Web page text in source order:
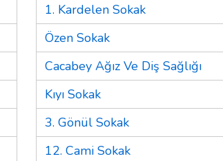
1. Kardelen Sokak
Özen Sokak
Cacabey Ağız Ve Diş Sağlığı
Kıyı Sokak
3. Gönül Sokak
12. Cami Sokak